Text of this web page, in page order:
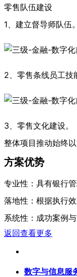
零售队伍建设
1、建立督导师队伍
2、零售条线员工技
3、零售文化建设。
整体项目推动始终
方案优势
专业性：具有银行
落地性：根据执行
系统性：成功案例
返回查看更多
数字与信息服